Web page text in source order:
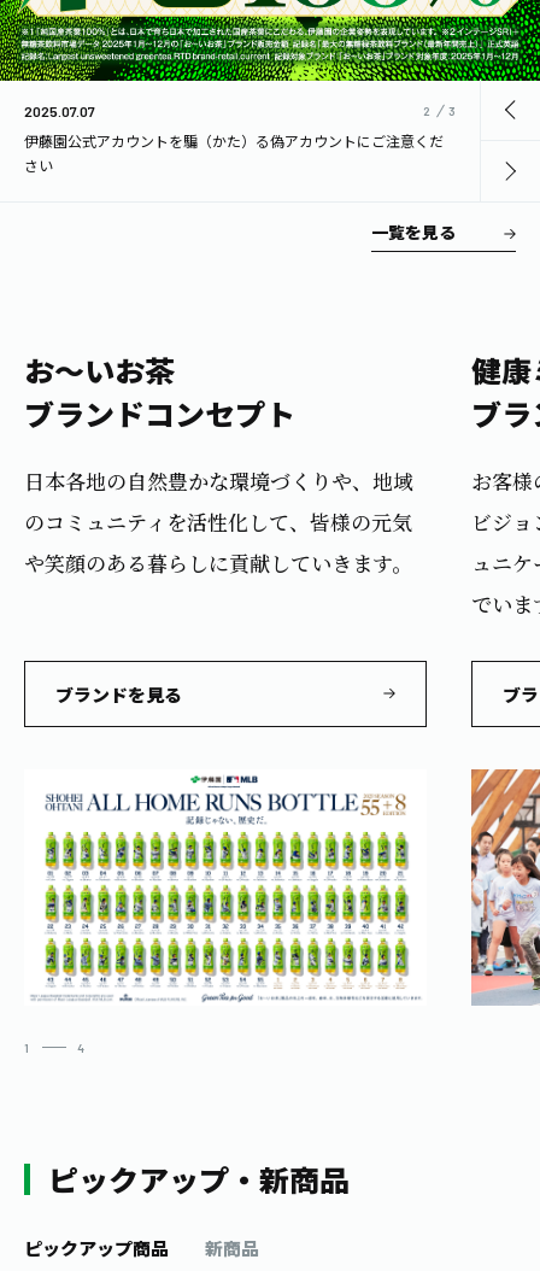
安全・安心への取組み
茶産地育成事業
茶殻リサイクルシステム
Green Tea for Good
THE ITOEN
Inner CHARM
「令和８年熊本地震」による被害への支援について
2025.07.07
伊藤園公式アカウントを騙（かた）る偽アカウントにご注意くだ
さい
「令和８年熊本地震」による被害への支援について
2 3
一覧を見る
お～いお茶
ブランドコンセプト
日本各地の自然豊かな環境づくりや、 地域
のコミュニティを活性化して、 皆様の元気
や笑顔のある暮らしに貢献していきます。
ブランドを見る
健
ブ
お客様
ビジ
ュニ
でいま
ブ
1 4
ピックアップ・新商品
ピックアップ商品 新商品